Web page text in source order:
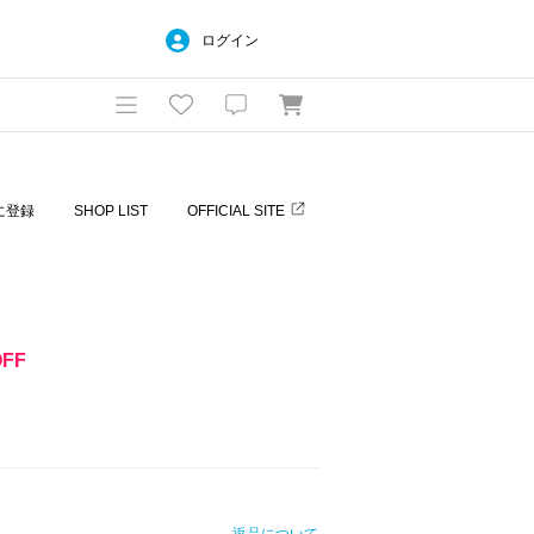
ログイン
登録 SHOP LIST OFFICIAL SITE